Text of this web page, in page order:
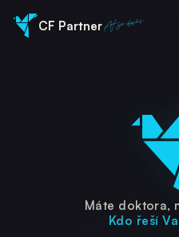
CF PartnerAť se daří
Máte doktora,
Kdo řeší